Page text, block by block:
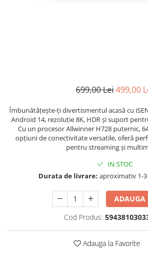
699,00 Lei499,00
Îmbunătățește-ți divertismentul acasă cu
Android 14, rezoluție 8K, HDR și suport
Cu un procesor Allwinner H728 puternic,
opțiuni de conectivitate versatile, oferă
pentru streaming și
IN STOC
Durata de livrare: aproximativ 1-
ADAUGA
Cod Produs:
Adauga la Favorite